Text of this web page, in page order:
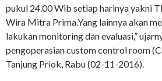
pukul 24.00 Wib setiap harinya yakni
Wira Mitra Prima.Yang lainnya akan
lakukan monitoring dan evaluasi,”
pengoperasian custom control room
Tanjung Priok, Rabu (02-11-2016).